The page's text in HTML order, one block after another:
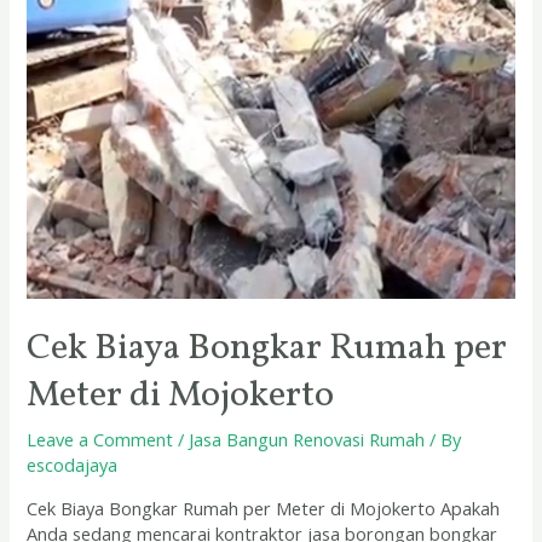
Cek Biaya Bongkar Rumah per
Meter di Mojokerto
Leave a Comment / Jasa Bangun Renovasi Rumah / By
escodajaya
Cek Biaya Bongkar Rumah per Meter di Mojokerto Apakah
Anda sedang mencarai kontraktor jasa borongan bongkar